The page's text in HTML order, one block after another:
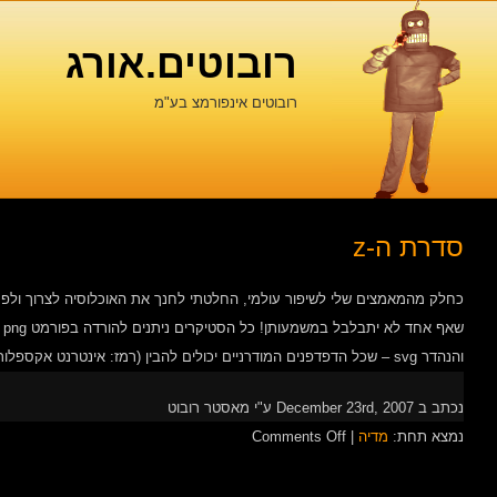
רובוטים.אורג
רובוטים אינפורמצ בע"מ
סדרת ה-z
כחלק מהמאמצים שלי לשיפור עולמי, החלטתי לחנך את האוכלוסיה לצרוך
והנהדר svg – שכל הדפדפנים המודרניים יכולים להבין (רמז: אינטרנט אקספלורר הוא לא מודרני). ניתן להוריד זבל בצורת […]
נכתב ב December 23rd, 2007 ע"י מאסטר רובוט
נמצא תחת: מדיה Comments Off
on